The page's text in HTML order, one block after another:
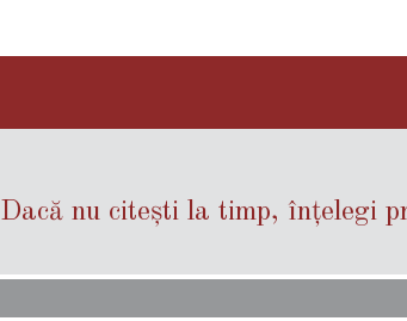
Dacă nu citești la timp, înțelegi